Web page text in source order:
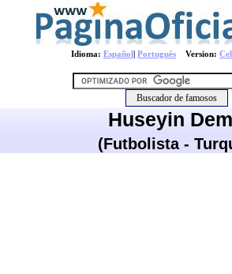
Idioma: Español| Português Version:
Huseyin
(Futbolista -